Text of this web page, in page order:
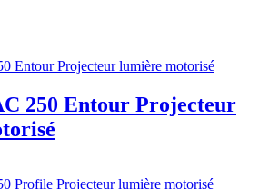
250 Entour Projecteur